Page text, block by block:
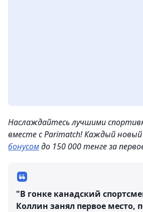
Наслаждайтесь лучшими
вместе с Parimatch! Каждый новый
бонусомдо 150 000 тенге за
"В гонке канадский
Коллин занял первое место,